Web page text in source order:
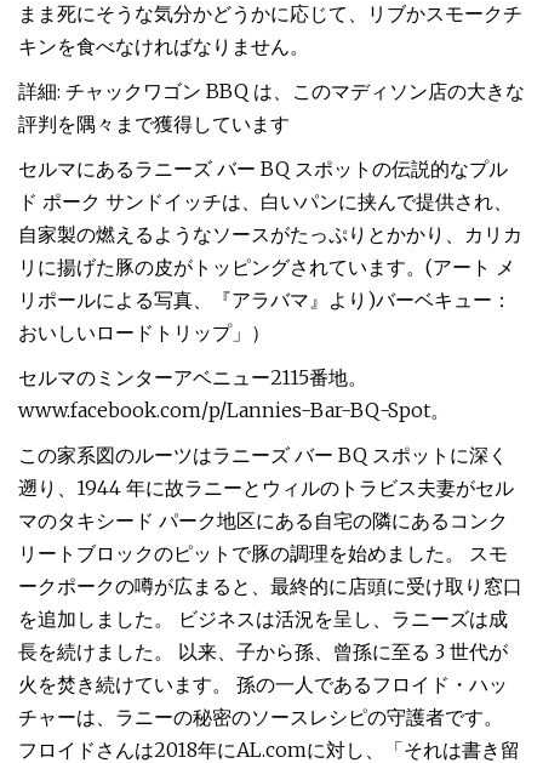
まま死にそうな気分かどうかに応じて、リブかスモークチ
キンを食べなければなりません。
詳細: チャックワゴン BBQ は、このマディソン店の大きな
評判を隅々まで獲得しています
セルマにあるラニーズ バー BQ スポットの伝説的なプル
ド ポーク サンドイッチは、白いパンに挟んで提供され、
自家製の燃えるようなソースがたっぷりとかかり、カリカ
リに揚げた豚の皮がトッピングされています。(アート メ
リポールによる写真、『アラバマ』より)バーベキュー：
おいしいロードトリップ」）
セルマのミンターアベニュー2115番地。
www.facebook.com/p/Lannies-Bar-BQ-Spot。
この家系図のルーツはラニーズ バー BQ スポットに深く
遡り、1944 年に故ラニーとウィルのトラビス夫妻がセル
マのタキシード パーク地区にある自宅の隣にあるコンク
リートブロックのピットで豚の調理を始めました。 スモ
ークポークの噂が広まると、最終的に店頭に受け取り窓口
を追加しました。 ビジネスは活況を呈し、ラニーズは成
長を続けました。 以来、子から孫、曾孫に至る 3 世代が
火を焚き続けています。 孫の一人であるフロイド・ハッ
チャーは、ラニーの秘密のソースレシピの守護者です。
フロイドさんは2018年にAL.comに対し、「それは書き留